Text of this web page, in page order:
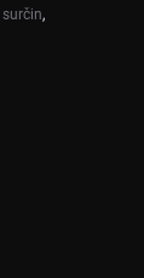
surčin,